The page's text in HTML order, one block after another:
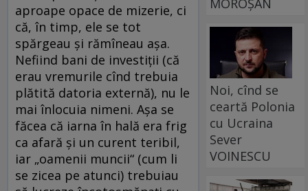
aproape opace de mizerie, ci
că, în timp, ele se tot
spărgeau și rămîneau așa.
Nefiind bani de investiții (că
erau vremurile cînd trebuia
plătită datoria externă), nu le
mai înlocuia nimeni. Așa se
făcea că iarna în hală era frig
ca afară și un curent teribil,
iar „oamenii muncii“ (cum li
se zicea pe atunci) trebuiau
MOROȘAN
Noi, cînd se
ceartă Polonia
cu Ucraina
Sever
VOINESCU